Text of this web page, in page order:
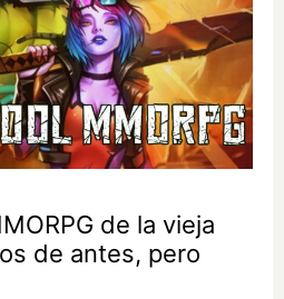
de la vieja
de antes, pero